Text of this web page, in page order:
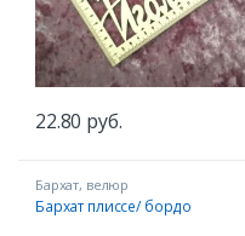
22.80 руб.
Бархат, велюр
Бархат плиссе/ бордо